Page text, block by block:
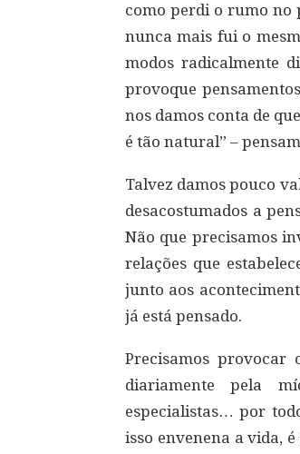
como perdi o rumo no
nunca mais fui o
modos radicalmente
provoque
nos damos conta de
é tão natural” –
Talvez damos pouco
desacostumados a
Não que precisamos
relações que
junto aos
já está pensado.
Precisamos provocar
diariamente pela
especialistas… por
isso envenena a vida,